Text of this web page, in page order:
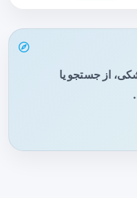
از جستجو یا